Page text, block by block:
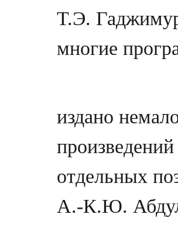
Т.Э.
многие
издано
отдельных
А.-К.Ю.